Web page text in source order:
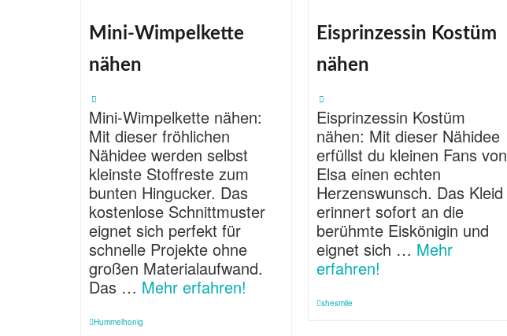
Mini-Wimpelkette
nähen
Mini-Wimpelkette nähen:
Mit dieser fröhlichen
Nähidee werden selbst
kleinste Stoffreste zum
bunten Hingucker. Das
kostenlose Schnittmuster
eignet sich perfekt für
schnelle Projekte ohne
großen Materialaufwand.
Das … Mehr erfahren!
Hummelhonig
Eisprinzessin Kostüm
nähen
Eisprinzessin Kostüm
nähen: Mit dieser Nähidee
erfüllst du kleinen Fans von
Elsa einen echten
Herzenswunsch. Das Kleid
erinnert sofort an die
berühmte Eiskönigin und
eignet sich … Mehr
erfahren!
shesmile